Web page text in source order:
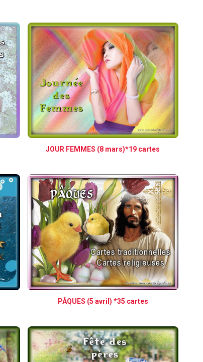
JOUR FEMMES (8 mars)*19 cartes
PÂQUES (5 avril) *35 cartes